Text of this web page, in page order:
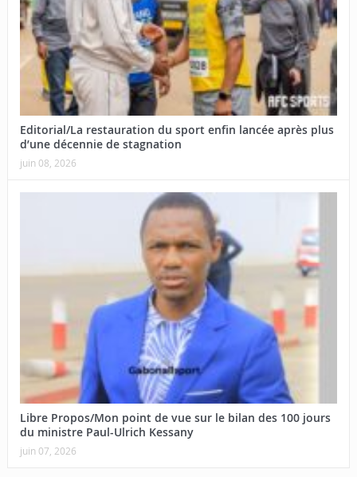
Editorial/La restauration du sport enfin lancée après plus
d’une décennie de stagnation
juin 08, 2026
Libre Propos/Mon point de vue sur le bilan des 100 jours
du ministre Paul-Ulrich Kessany
juin 07, 2026